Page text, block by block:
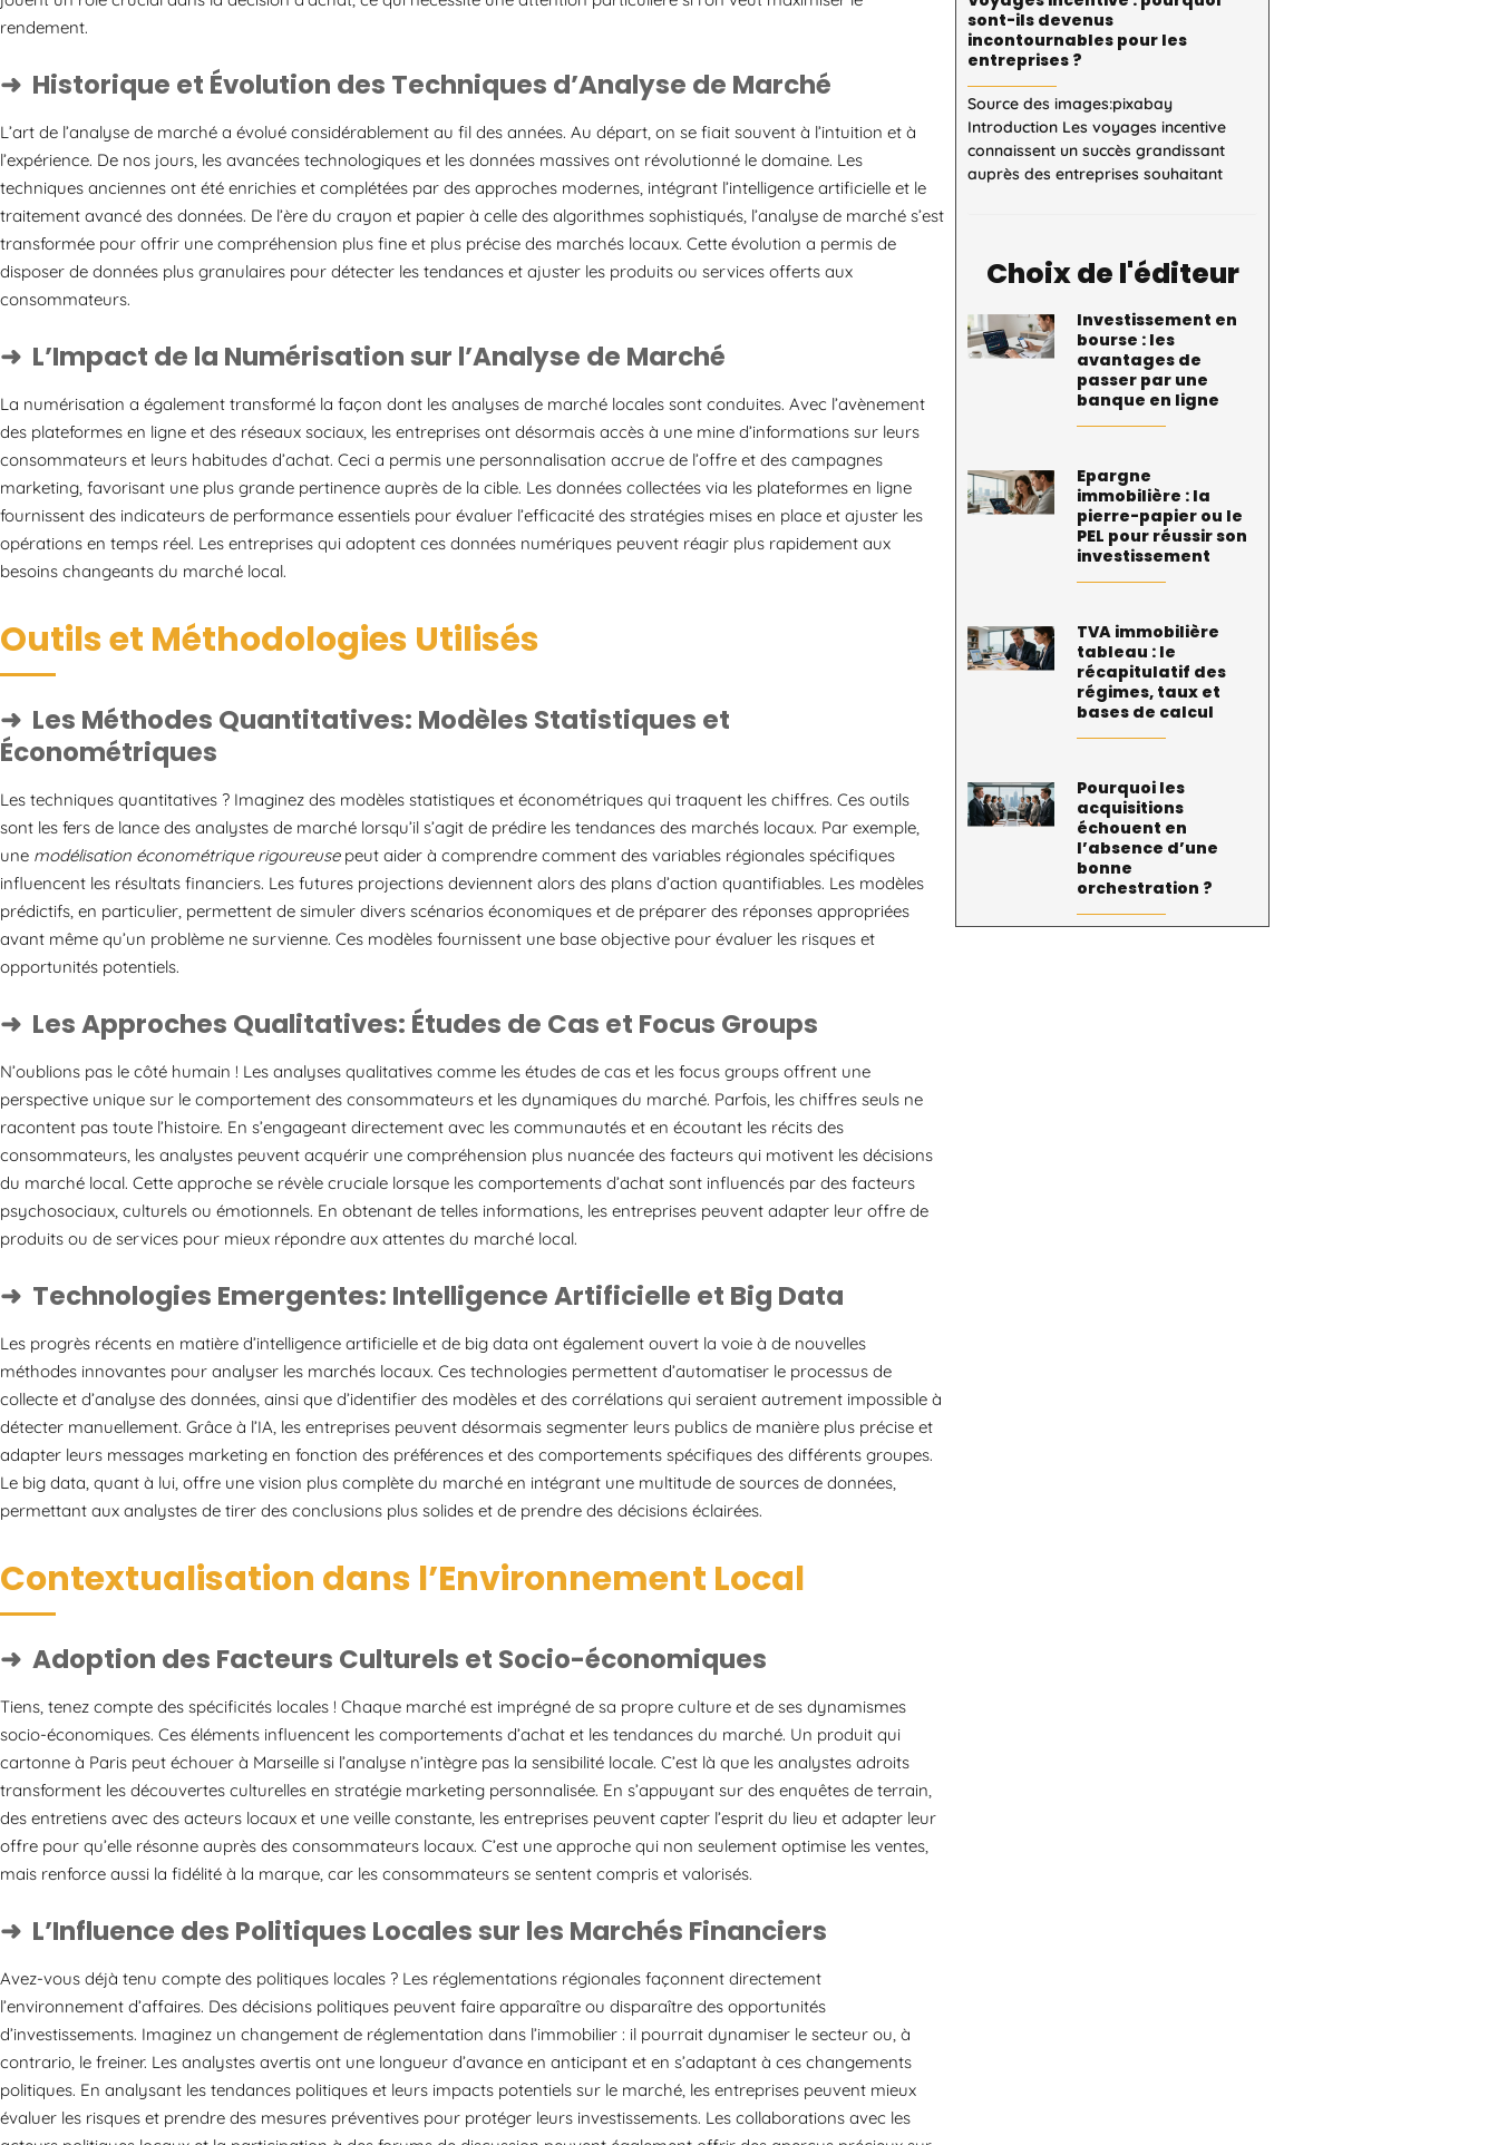
rendement.
Historique et Évolution des Techniques d’Analyse de Marché
L’art de l’analyse de marché a évolué considérablement au fil des années. Au départ, on se fiait souvent à l’intuition et à
l’expérience. De nos jours, les avancées technologiques et les données massives ont révolutionné le domaine. Les
techniques anciennes ont été enrichies et complétées par des approches modernes, intégrant l’intelligence artificielle et le
traitement avancé des données. De l’ère du crayon et papier à celle des algorithmes sophistiqués, l’analyse de marché s’est
transformée pour offrir une compréhension plus fine et plus précise des marchés locaux. Cette évolution a permis de
disposer de données plus granulaires pour détecter les tendances et ajuster les produits ou services offerts aux
consommateurs.
L’Impact de la Numérisation sur l’Analyse de Marché
La numérisation a également transformé la façon dont les analyses de marché locales sont conduites. Avec l’avènement
des plateformes en ligne et des réseaux sociaux, les entreprises ont désormais accès à une mine d’informations sur leurs
consommateurs et leurs habitudes d’achat. Ceci a permis une personnalisation accrue de l’offre et des campagnes
marketing, favorisant une plus grande pertinence auprès de la cible. Les données collectées via les plateformes en ligne
fournissent des indicateurs de performance essentiels pour évaluer l’efficacité des stratégies mises en place et ajuster les
opérations en temps réel. Les entreprises qui adoptent ces données numériques peuvent réagir plus rapidement aux
besoins changeants du marché local.
Outils et Méthodologies Utilisés
Les Méthodes Quantitatives: Modèles Statistiques et
Économétriques
Les techniques quantitatives ? Imaginez des modèles statistiques et économétriques qui traquent les chiffres. Ces outils
sont les fers de lance des analystes de marché lorsqu’il s’agit de prédire les tendances des marchés locaux. Par exemple,
une modélisation économétrique rigoureusepeut aider à comprendre comment des variables régionales spécifiques
influencent les résultats financiers. Les futures projections deviennent alors des plans d’action quantifiables. Les modèles
prédictifs, en particulier, permettent de simuler divers scénarios économiques et de préparer des réponses appropriées
avant même qu’un problème ne survienne. Ces modèles fournissent une base objective pour évaluer les risques et
opportunités potentiels.
Les Approches Qualitatives: Études de Cas et Focus Groups
N’oublions pas le côté humain ! Les analyses qualitatives comme les études de cas et les focus groups offrent une
perspective unique sur le comportement des consommateurs et les dynamiques du marché. Parfois, les chiffres seuls ne
racontent pas toute l’histoire. En s’engageant directement avec les communautés et en écoutant les récits des
consommateurs, les analystes peuvent acquérir une compréhension plus nuancée des facteurs qui motivent les décisions
du marché local. Cette approche se révèle cruciale lorsque les comportements d’achat sont influencés par des facteurs
psychosociaux, culturels ou émotionnels. En obtenant de telles informations, les entreprises peuvent adapter leur offre de
produits ou de services pour mieux répondre aux attentes du marché local.
Technologies Emergentes: Intelligence Artificielle et Big Data
Les progrès récents en matière d’intelligence artificielle et de big data ont également ouvert la voie à de nouvelles
méthodes innovantes pour analyser les marchés locaux. Ces technologies permettent d’automatiser le processus de
collecte et d’analyse des données, ainsi que d’identifier des modèles et des corrélations qui seraient autrement impossible à
détecter manuellement. Grâce à l’IA, les entreprises peuvent désormais segmenter leurs publics de manière plus précise et
adapter leurs messages marketing en fonction des préférences et des comportements spécifiques des différents groupes.
Le big data, quant à lui, offre une vision plus complète du marché en intégrant une multitude de sources de données,
permettant aux analystes de tirer des conclusions plus solides et de prendre des décisions éclairées.
Contextualisation dans l’Environnement Local
Adoption des Facteurs Culturels et Socio-économiques
Tiens, tenez compte des spécificités locales ! Chaque marché est imprégné de sa propre culture et de ses dynamismes
socio-économiques. Ces éléments influencent les comportements d’achat et les tendances du marché. Un produit qui
cartonne à Paris peut échouer à Marseille si l’analyse n’intègre pas la sensibilité locale. C’est là que les analystes adroits
transforment les découvertes culturelles en stratégie marketing personnalisée. En s’appuyant sur des enquêtes de terrain,
des entretiens avec des acteurs locaux et une veille constante, les entreprises peuvent capter l’esprit du lieu et adapter leur
offre pour qu’elle résonne auprès des consommateurs locaux. C’est une approche qui non seulement optimise les ventes,
mais renforce aussi la fidélité à la marque, car les consommateurs se sentent compris et valorisés.
L’Influence des Politiques Locales sur les Marchés Financiers
Avez-vous déjà tenu compte des politiques locales ? Les réglementations régionales façonnent directement
l’environnement d’affaires. Des décisions politiques peuvent faire apparaître ou disparaître des opportunités
d’investissements. Imaginez un changement de réglementation dans l’immobilier : il pourrait dynamiser le secteur ou, à
contrario, le freiner. Les analystes avertis ont une longueur d’avance en anticipant et en s’adaptant à ces changements
politiques. En analysant les tendances politiques et leurs impacts potentiels sur le marché, les entreprises peuvent mieux
évaluer les risques et prendre des mesures préventives pour protéger leurs investissements. Les collaborations avec les
sont-ils devenus
incontournables pour les
entreprises ?
Source des images:pixabay
Introduction Les voyages incentive
connaissent un succès grandissant
auprès des entreprises souhaitant
Choix de l'éditeur
Investissement en
bourse : les
avantages de
passer par une
banque en ligne
Epargne
immobilière : la
pierre-papier ou le
PEL pour réussir son
investissement
TVA immobilière
tableau : le
récapitulatif des
régimes, taux et
bases de calcul
Pourquoi les
acquisitions
échouent en
l’absence d’une
bonne
orchestration ?